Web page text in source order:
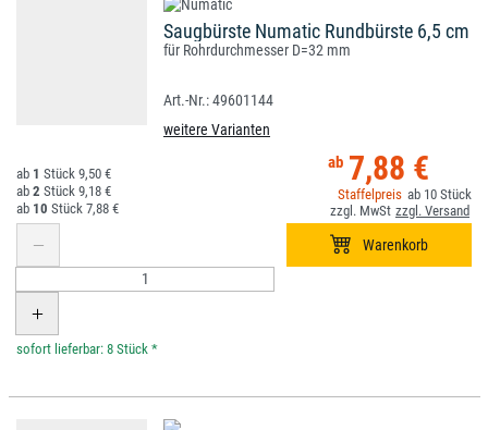
Saugbürste Numatic Rundbürste 6,5 cm
für Rohrdurchmesser D=32 mm
49601144
weitere Varianten
7,88 €
10
1
9,50 €
2
9,18 €
10
7,88 €
*